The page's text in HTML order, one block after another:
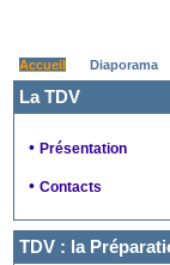
Accueil Diaporama
La TDV
• Présentation
• Contacts
TDV : la